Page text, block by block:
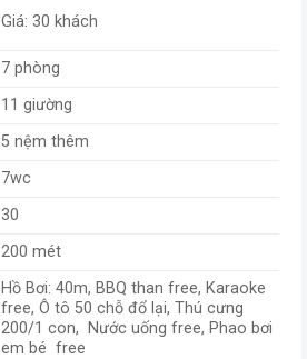
Giá: 30 khách
7 phòng
11 giường
5 nệm thêm
7wc
30
200 mét
Hồ Bơi: 40m, BBQ than free, Karaoke
free, Ô tô 50 chỗ đổ lại, Thú cưng
200/1 con, Nước uống free, Phao bơi
em bé free